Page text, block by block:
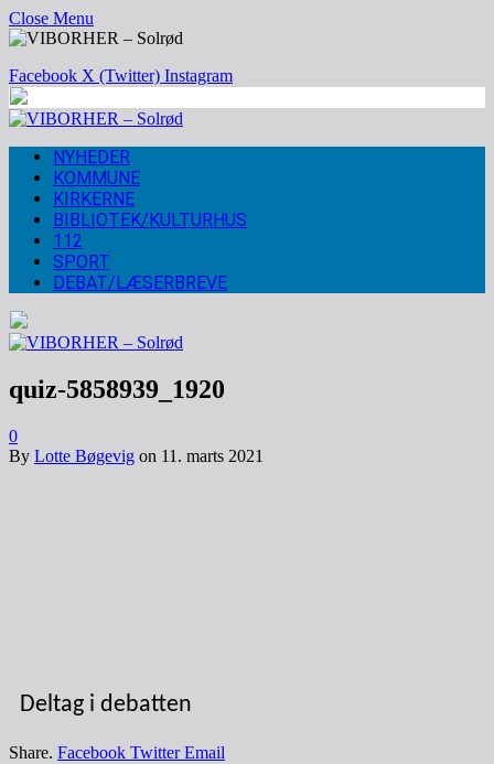
Close Menu
Facebook X (Twitter) Instagram
NYHEDER
KOMMUNE
KIRKERNE
BIBLIOTEK/KULTURHUS
112
SPORT
DEBAT/LÆSERBREVE
quiz-5858939_1920
0
By Lotte Bøgevig on 11. marts 2021
Deltag i debatten
Share. Facebook Twitter Email